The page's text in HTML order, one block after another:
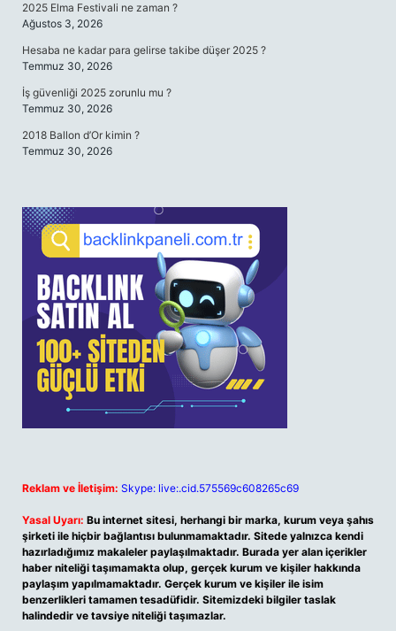
2025 Elma Festivali ne zaman ?
Ağustos 3, 2026
Hesaba ne kadar para gelirse takibe düşer 2025 ?
Temmuz 30, 2026
İş güvenliği 2025 zorunlu mu ?
Temmuz 30, 2026
2018 Ballon d’Or kimin ?
Temmuz 30, 2026
Reklam ve İletişim: Skype: live:.cid.575569c608265c69
Yasal Uyarı: Bu internet sitesi, herhangi bir marka, kurum veya şahıs
şirketi ile hiçbir bağlantısı bulunmamaktadır. Sitede yalnızca kendi
hazırladığımız makaleler paylaşılmaktadır. Burada yer alan içerikler
haber niteliği taşımamakta olup, gerçek kurum ve kişiler hakkında
paylaşım yapılmamaktadır. Gerçek kurum ve kişiler ile isim
benzerlikleri tamamen tesadüfidir. Sitemizdeki bilgiler taslak
halindedir ve tavsiye niteliği taşımazlar.